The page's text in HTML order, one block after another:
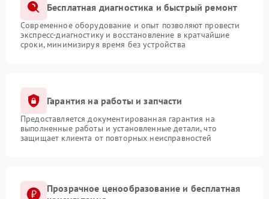
Бесплатная диагностика и быстрый ремонт
Современное оборудование и опыт позволяют провести
экспресс-диагностику и восстановление в кратчайшие
сроки, минимизируя время без устройства
Гарантия на работы и запчасти
Предоставляется документированная гарантия на
выполненные работы и установленные детали, что
защищает клиента от повторных неисправностей
Прозрачное ценообразование и бесплатная